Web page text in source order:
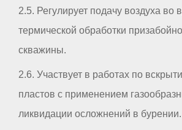
2.5. Регулирует подачу воздуха во
термической обработки
скважины.
2.6. Участвует в работах по
пластов с применением
ликвидации осложнений в бурении.